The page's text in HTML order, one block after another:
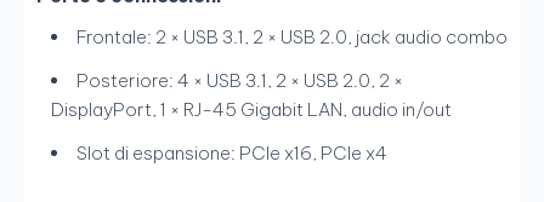
Frontale: 2 × USB 3.1, 2 × USB 2.0, jack audio combo
Posteriore: 4 × USB 3.1, 2 × USB 2.0, 2 ×
DisplayPort, 1 × RJ-45 Gigabit LAN, audio in/out
Slot di espansione: PCIe x16, PCIe x4